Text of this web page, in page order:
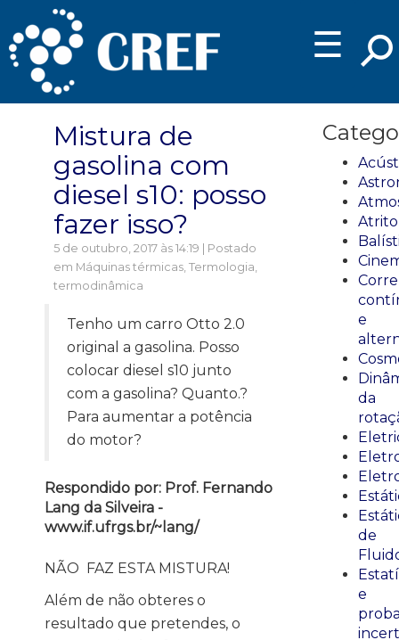
☰
Mistura de
gasolina com
diesel s10: posso
fazer isso?
5 de outubro, 2017 às 14:19 | Postado
em Máquinas térmicas, Termologia,
termodinâmica
Tenho um carro Otto 2.0
original a gasolina. Posso
colocar diesel s10 junto
com a gasolina? Quanto.?
Para aumentar a potência
do motor?
Respondido por: Prof. Fernando
Lang da Silveira -
www.if.ufrgs.br/~lang/
NÃO FAZ ESTA MISTURA!
Além de não obteres o
resultado que pretendes, o
Atrito
e
da
de
e